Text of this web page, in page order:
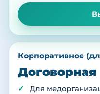
Корпоративное
Договорная
Для